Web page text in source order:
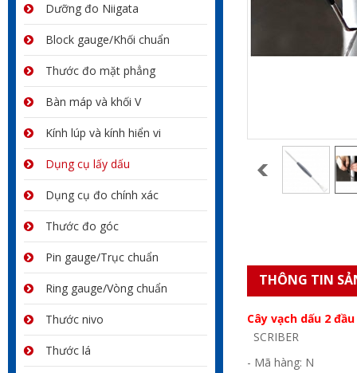
THÔNG TIN
Cây vạch dấu 2
SCRIBER
- Mã hàng: N
Dưỡng đo Niigata
Block gauge/Khối chuẩn
Thước đo mặt phẳng
Bàn máp và khối V
Kính lúp và kính hiển vi
Dụng cụ lấy dấu
Dụng cụ đo chính xác
Thước đo góc
Pin gauge/Trục chuẩn
Ring gauge/Vòng chuẩn
Thước nivo
Thước lá